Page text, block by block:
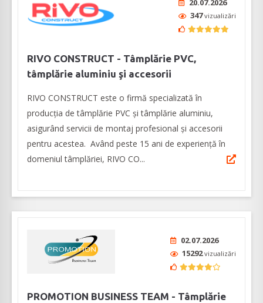
20.07.2026
347vizualizări
RIVO CONSTRUCT - Tâmplărie PVC,
tâmplărie aluminiu şi accesorii
RIVO CONSTRUCT este o firmă specializată în
producția de tâmplărie PVC și tâmplărie aluminiu,
asigurând servicii de montaj profesional și accesorii
pentru acestea. Având peste 15 ani de experiență în
domeniul tâmplăriei, RIVO CO...
02.07.2026
15292vizualizări
PROMOTION BUSINESS TEAM - Tâmplărie